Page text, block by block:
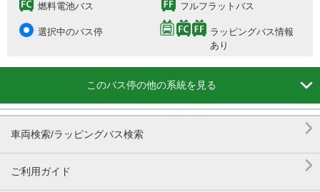
燃料電池バス フルフラットバス
選択中のバス停
ラッピングバス情報
あり
このバス停の他の系統を見る 
車両検索/ラッピングバス検索 
ご利用ガイド 